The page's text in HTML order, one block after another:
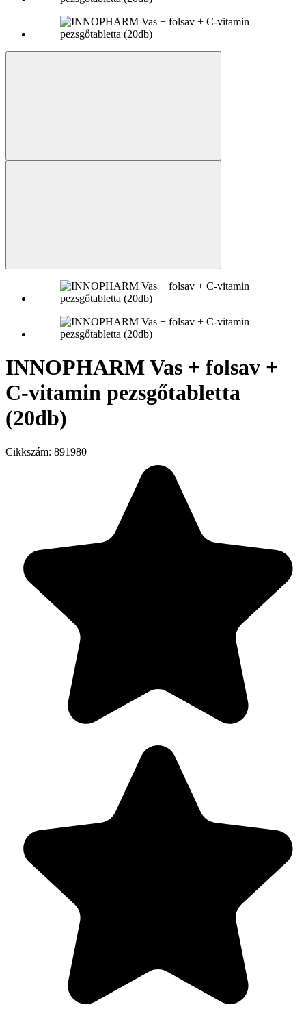
INNOPHARM Vas + folsav +
C-vitamin pezsgőtabletta
(20db)
Cikkszám: 891980